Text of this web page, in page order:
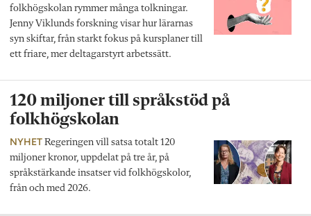
folkhögskolan rymmer många tolkningar.
Jenny Viklunds forskning visar hur lärarnas
syn skiftar, från starkt fokus på kursplaner till
ett friare, mer deltagarstyrt arbetssätt.
120 miljoner till språkstöd på
folkhögskolan
NYHET Regeringen vill satsa totalt 120
miljoner kronor, uppdelat på tre år, på
språkstärkande insatser vid folkhögskolor,
från och med 2026.